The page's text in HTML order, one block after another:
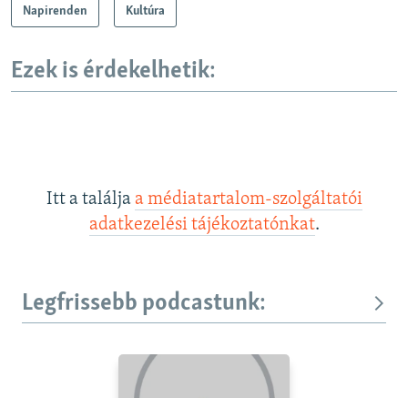
Napirenden Kultúra
Ezek is érdekelhetik:
Itt a találja a médiatartalom-szolgáltatói
adatkezelési tájékoztatónkat.
Legfrissebb podcastunk: